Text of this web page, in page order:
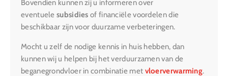
Bovendien kunnen zij u informeren over
eventuele subsidies of financiële voordelen die
beschikbaar zijn voor duurzame verbeteringen.
Mocht u zelf de nodige kennis in huis hebben, dan
kunnen wij u helpen bij het verduurzamen van de
beganegrondvloer in combinatie met vloerverwarming.